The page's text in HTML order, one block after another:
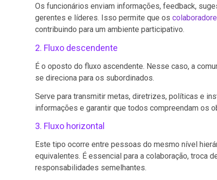
Os funcionários enviam informações, feedback,
gerentes e líderes. Isso permite que os
contribuindo para um ambiente participativo.
2. Fluxo descendente
É o oposto do fluxo ascendente. Nesse caso, a
se direciona para os subordinados.
Serve para transmitir metas, diretrizes, políticas e
informações e garantir que todos compreendam os
3. Fluxo horizontal
Este tipo ocorre entre pessoas do mesmo nível
equivalentes. É essencial para a colaboração, troca
responsabilidades semelhantes.